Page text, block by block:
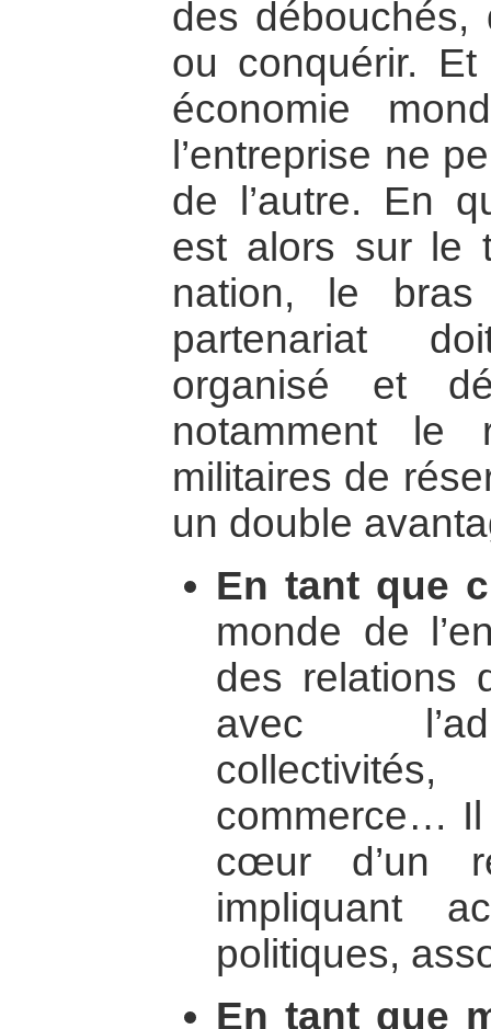
des débouchés,
ou conquérir.
économie
l’entreprise ne
de l’autre. En
est alors sur le
nation, le bras
partenariat
organisé et
notamment le
militaires de
un double
En tant que
monde de
des relations
avec
commerce… Il
cœur d’un
impliquant
politiques,
En tant que